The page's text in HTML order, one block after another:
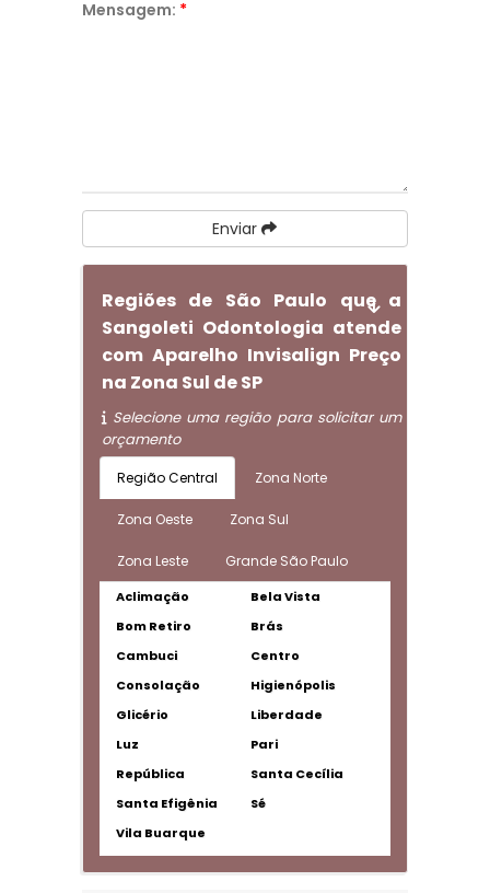
Mensagem: *
Enviar
Regiões de São Paulo que a
Sangoleti Odontologia atende
com Aparelho Invisalign Preço
na Zona Sul de SP
Selecione uma região para solicitar um
orçamento
Região Central Zona Norte
Zona Oeste Zona Sul
Zona Leste Grande São Paulo
Aclimação
Bela Vista
Bom Retiro
Brás
Cambuci
Centro
Consolação
Higienópolis
Glicério
Liberdade
Luz
Pari
República
Santa Cecília
Santa Efigênia
Sé
Vila Buarque